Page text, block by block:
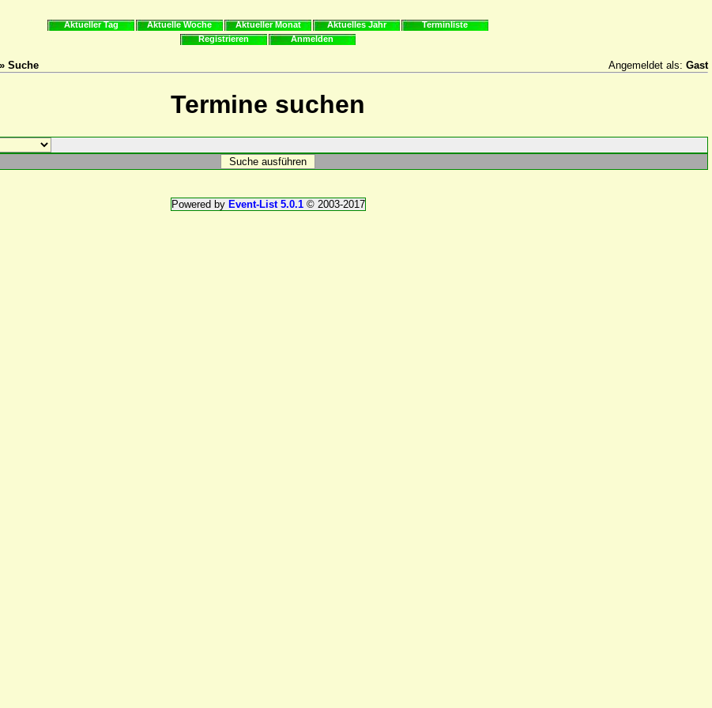
Aktueller Tag Aktuelle Woche Aktueller Monat Aktuelles Jahr
Terminliste
Registrieren
Anmelden
Suche Angemeldet als: Gast
Termine suchen
Powered by Event-List 5.0.1© 2003-2017